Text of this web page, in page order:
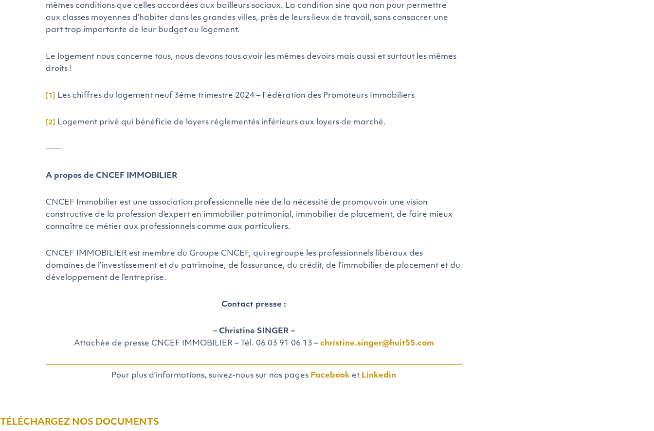
mêmes conditions que celles accordées aux bailleurs sociaux. La condition sine qua non pour permettre
aux classes moyennes d’habiter dans les grandes villes, près de leurs lieux de travail, sans consacrer une
part trop importante de leur budget au logement.
Le logement nous concerne tous, nous devons tous avoir les mêmes devoirs mais aussi et surtout les mêmes
droits !
[1] Les chiffres du logement neuf 3ème trimestre 2024 – Fédération des Promoteurs Immobiliers
[2] Logement privé qui bénéficie de loyers réglementés inférieurs aux loyers de marché.
——
A propos de CNCEF IMMOBILIER
CNCEF Immobilier est une association professionnelle née de la nécessité de promouvoir une vision
constructive de la profession d’expert en immobilier patrimonial, immobilier de placement, de faire mieux
connaître ce métier aux professionnels comme aux particuliers.
CNCEF IMMOBILIER est membre du Groupe CNCEF, qui regroupe les professionnels libéraux des
domaines de l’investissement et du patrimoine, de l’assurance, du crédit, de l’immobilier de placement et du
développement de l’entreprise.
Contact presse :
– Christine SINGER –
Attachée de presse CNCEF IMMOBILIER – Tél. 06 03 91 06 13 – christine.singer@huit55.com
Pour plus d’informations, suivez-nous sur nos pages Facebook et Linkedin
TÉLÉCHARGEZ NOS DOCUMENTS